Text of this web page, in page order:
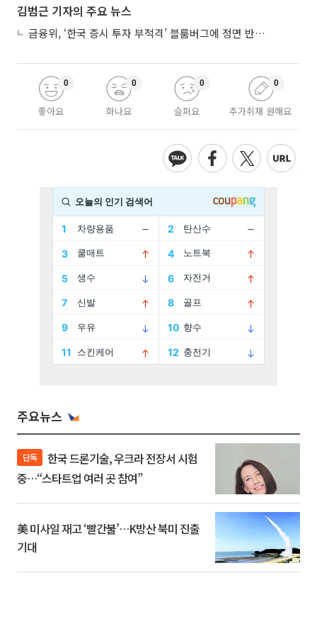
김범근 기자의 주요 뉴스
금융위, ‘한국 증시 투자 부적격’ 블룸버그에 정면 반박…“근거 불분명”
좋아요
0
화나요
0
슬퍼요
0
추가취재 원해요
0
주요뉴스
단독
중…“스타트업 여러 곳 참여”
美 미사일 재고 ‘빨간불’…K방산 북미 진출
기대